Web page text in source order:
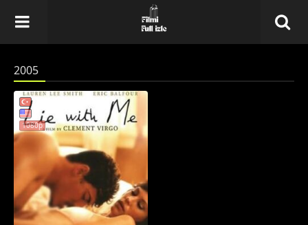
2005
1080p